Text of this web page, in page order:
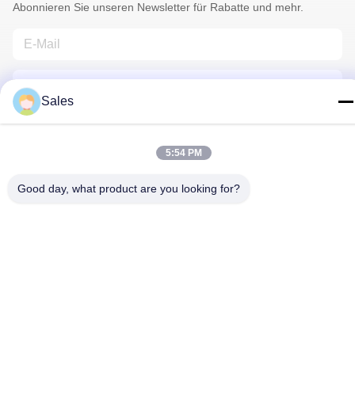
Abonnieren Sie unseren Newsletter für Rabatte und mehr.
Sales
5:54 PM
Good day, what product are you looking for?